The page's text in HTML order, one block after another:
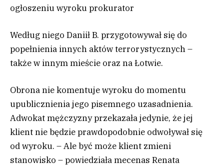
ogłoszeniu wyroku prokurator
Według niego Daniił B. przygotowywał się do
popełnienia innych aktów terrorystycznych –
także w innym mieście oraz na Łotwie.
Obrona nie komentuje wyroku do momentu
upublicznienia jego pisemnego uzasadnienia.
Adwokat mężczyzny przekazała jedynie, że jej
klient nie będzie prawdopodobnie odwoływał się
od wyroku. – Ale być może klient zmieni
stanowisko – powiedziała mecenas Renata